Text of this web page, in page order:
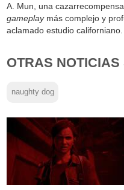
A. Mun, una
gameplaymás complejo y
aclamado estudio californiano.
OTRAS
naughty dog